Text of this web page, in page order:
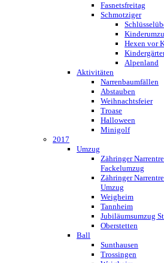
Fasnetsfreitag
Schmotziger
Hexen vor
Alpenland
Aktivitäten
Narrenbaumfällen
Abstauben
Weihnachtsfeier
Troase
Halloween
Minigolf
2017
Umzug
Zähringer
Fackelumzug
Zähringer
Umzug
Weigheim
Tannheim
Jubiläumsumzug
Oberstetten
Ball
Sunthausen
Trossingen